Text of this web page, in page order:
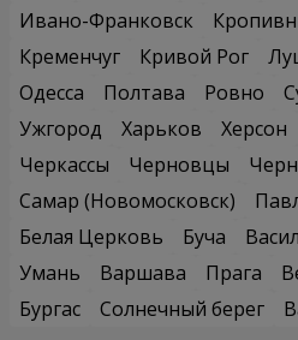
Ивано-Франковск
Кременчуг
Кривой Рог
Одесса
Полтава Ровно
Ужгород
Харьков Херсон
Черкассы
Черновцы
Самар (Новомосковск)
Белая Церковь
Буча
Умань
Варшава Прага
Бургас
Солнечный берег